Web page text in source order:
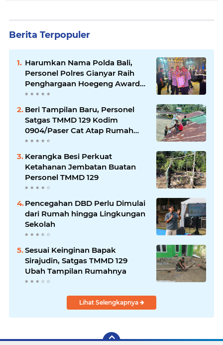
Berita Terpopuler
Harumkan Nama Polda Bali,
Personel Polres Gianyar Raih
Penghargaan Hoegeng Awards
2026
Beri Tampilan Baru, Personel
Satgas TMMD 129 Kodim
0904/Paser Cat Atap Rumah
Marbot
Kerangka Besi Perkuat
Ketahanan Jembatan Buatan
Personel TMMD 129
Pencegahan DBD Perlu Dimulai
dari Rumah hingga Lingkungan
Sekolah
Sesuai Keinginan Bapak
Sirajudin, Satgas TMMD 129
Ubah Tampilan Rumahnya
Lihat Selengkapnya